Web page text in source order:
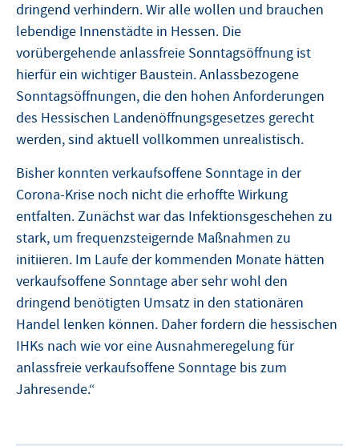
dringend verhindern. Wir alle wollen und brauchen
lebendige Innenstädte in Hessen. Die
vorübergehende anlassfreie Sonntagsöffnung ist
hierfür ein wichtiger Baustein. Anlassbezogene
Sonntagsöffnungen, die den hohen Anforderungen
des Hessischen Landenöffnungsgesetzes gerecht
werden, sind aktuell vollkommen unrealistisch.
Bisher konnten verkaufsoffene Sonntage in der
Corona-Krise noch nicht die erhoffte Wirkung
entfalten. Zunächst war das Infektionsgeschehen zu
stark, um frequenzsteigernde Maßnahmen zu
initiieren. Im Laufe der kommenden Monate hätten
verkaufsoffene Sonntage aber sehr wohl den
dringend benötigten Umsatz in den stationären
Handel lenken können. Daher fordern die hessischen
IHKs nach wie vor eine Ausnahmeregelung für
anlassfreie verkaufsoffene Sonntage bis zum
Jahresende.“